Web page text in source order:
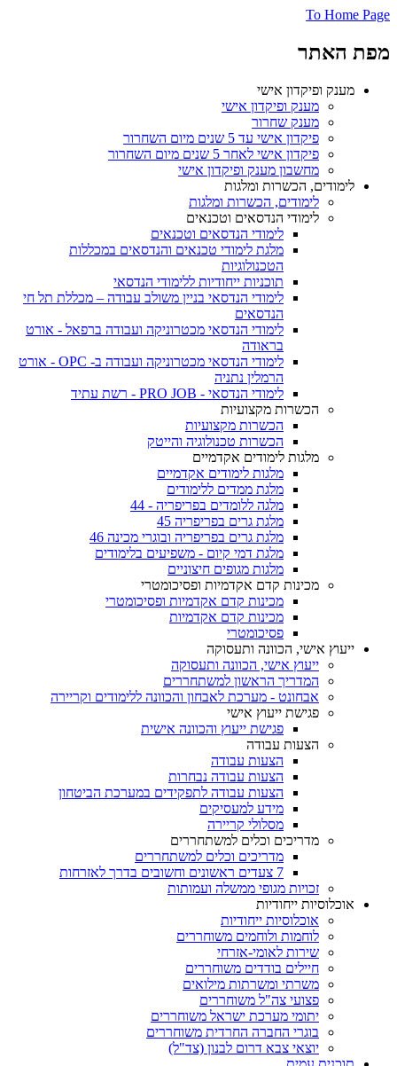
To Home Page
מפת האתר
מענק ופיקדון אישי
מענק ופיקדון אישי
מענק שחרור
פיקדון אישי עד 5 שנים מיום השחרור
פיקדון אישי לאחר 5 שנים מיום השחרור
מחשבון מענק ופיקדון אישי
לימודים, הכשרות ומלגות
לימודים, הכשרות ומלגות
לימודי הנדסאים וטכנאים
לימודי הנדסאים וטכנאים
מלגת לימודי טכנאים והנדסאים במכללות
הטכנולוגיות
תוכניות ייחודיות ללימודי הנדסאי
לימודי הנדסאי בניין משולב עבודה – מכללת תל חי
הנדסאים
לימודי הנדסאי מכטרוניקה ועבודה ברפאל - אורט
בראודה
לימודי הנדסאי מכטרוניקה ועבודה ב- OPC - אורט
הרמלין נתניה
לימודי הנדסאי - PRO JOB - רשת עתיד
הכשרות מקצועיות
הכשרות מקצועיות
הכשרות טכנולוגיה והייטק
מלגות לימודים אקדמיים
מלגות לימודים אקדמיים
מלגת ממדים ללימודים
מלגה ללומדים בפריפריה - 44
מלגת גרים בפריפריה 45
מלגת גרים בפריפריה ובוגרי מכינה 46
מלגת דמי קיום - משפיעים בלימודים
מלגות מגופים חיצוניים
מכינות קדם אקדמיות ופסיכומטרי
מכינות קדם אקדמיות ופסיכומטרי
מכינות קדם אקדמיות
פסיכומטרי
ייעוץ אישי, הכוונה ותעסוקה
ייעוץ אישי, הכוונה ותעסוקה
המדריך הראשון למשתחררים
אבחונט - מערכת לאבחון והכוונה ללימודים וקריירה
פגישת ייעוץ אישי
פגישת ייעוץ והכוונה אישית
הצעות עבודה
הצעות עבודה
הצעות עבודה נבחרות
הצעות עבודה לתפקידים במערכת הביטחון
מידע למעסיקים
מסלולי קריירה
מדריכים וכלים למשתחררים
מדריכים וכלים למשתחררים
7 צעדים ראשונים וחשובים בדרך לאזרחות
זכויות מגופי ממשלה ועמותות
אוכלוסיות ייחודיות
אוכלוסיות ייחודיות
לוחמות ולוחמים משוחררים
שירות לאומי-אזרחי
חיילים בודדים משוחררים
משרתי ומשרתות מילואים
פצועי צה"ל משוחררים
יתומי מערכת ישראל משוחררים
בוגרי החברה החרדית משוחררים
יוצאי צבא דרום לבנון (צד"ל)